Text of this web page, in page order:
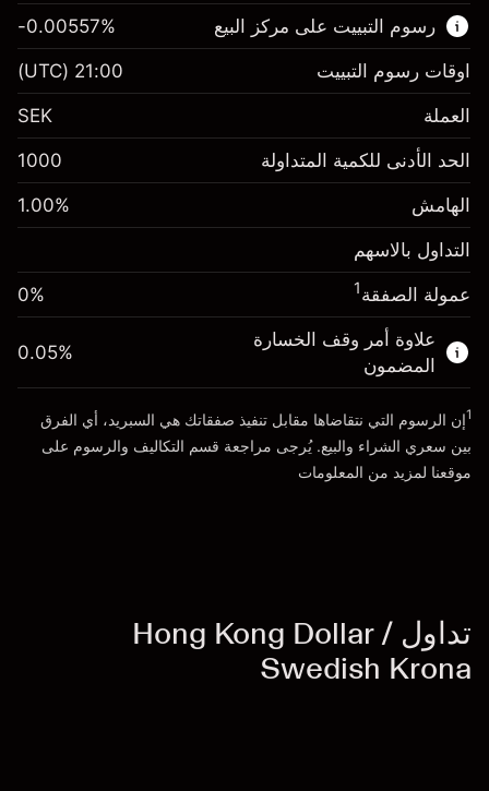
اعرف المزيد عن:
عقود الفروقات
الهامش. استثمارك SEK 1,000.00
رسم المبيت -0.00265%
(-SEK 2.65)
حجم التداول مع الرافعة المالية ~
$
SEK 100,000.00
المال من الرافعة المالية ~
الذهاب إلى المنصة
رسوم التبييت على مركز البيع
الهامش. استثمارك SEK 1,000.00
رسم المبيت -0.00557%
حجم التداول مع الرافعة المالية ~
$
SEK 100,000.00
المال من الرافعة المالية ~
-0.00557%
اوقات رسوم التبييت 21:00
(UTC)
العملة SEK
الحد الأدنى للكمية المتداولة 1000
الهامش 1.00%
التداول بالاسهم
عمولة الصفقة1
0%
علاوة أمر وقف الخسارة
المضمون
0.05%
1إن الرسوم التي نتقاضاها مقابل تنفيذ صفقاتك هي السبريد، أي الفرق
بين سعري الشراء والبيع. يُرجى مراجعة قسم التكاليف والرسوم على
موقعنا لمزيد من المعلومات
تداول Hong Kong Dollar /
Swedish Krona